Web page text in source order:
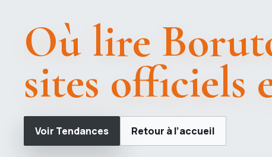
Où lire
sites officiels
Voir Tendances Retour à l’accueil